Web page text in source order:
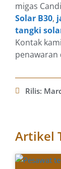
migas
Solar B30,
tangki
Kontak
penawaran
Rilis:
Artikel